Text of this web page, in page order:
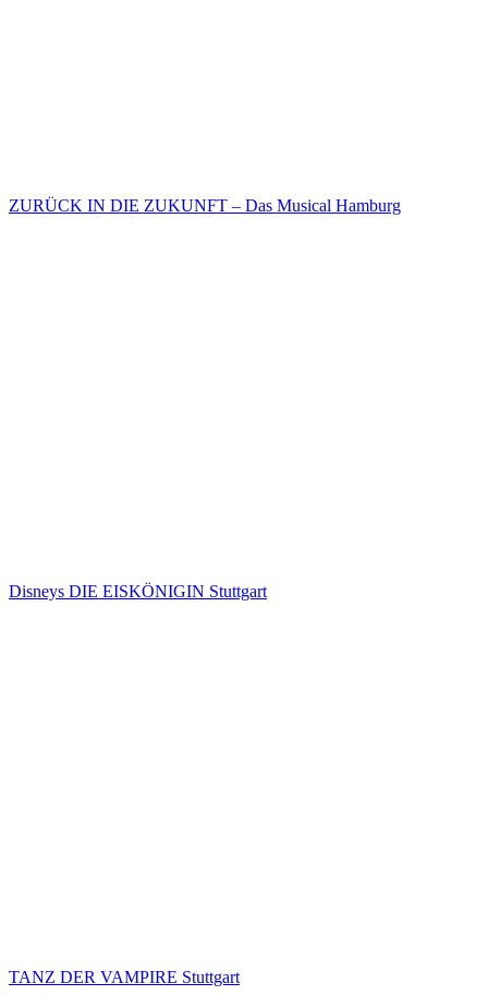
ZURÜCK IN DIE ZUKUNFT – Das Musical Hamburg
Disneys DIE EISKÖNIGIN Stuttgart
TANZ DER VAMPIRE Stuttgart